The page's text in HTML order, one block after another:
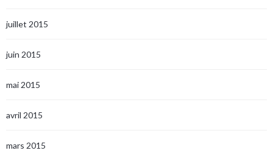
juillet 2015
juin 2015
mai 2015
avril 2015
mars 2015